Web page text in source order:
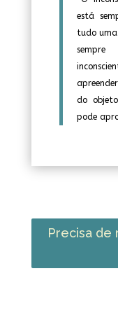
está
tudo
do
pode
Precisa de